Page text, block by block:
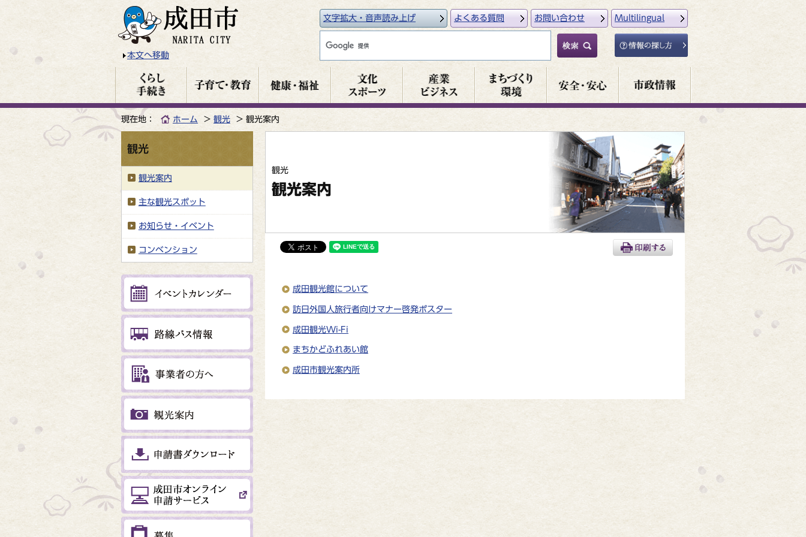
本文へ移動
文字拡大・音声読み上げ よくある質問 お問い合わせ Multilingual
現在地： ホーム 観光 観光案内
観光
観光案内
成田観光館について
訪日外国人旅行者向けマナー啓発ポスター
成田観光Wi-Fi
まちかどふれあい館
成田市観光案内所
観光
観光案内
主な観光スポット
お知らせ・イベント
コンベンション